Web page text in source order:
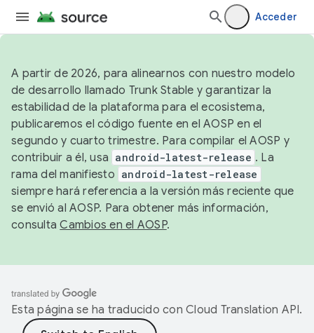
Acceder
A partir de 2026, para alinearnos con nuestro modelo
de desarrollo llamado Trunk Stable y garantizar la
estabilidad de la plataforma para el ecosistema,
publicaremos el código fuente en el AOSP en el
segundo y cuarto trimestre. Para compilar el AOSP y
contribuir a él, usa android-latest-release . La
rama del manifiesto android-latest-release
siempre hará referencia a la versión más reciente que
se envió al AOSP. Para obtener más información,
consultaCambios en el AOSP.
Esta página se ha traducido con Cloud Translation API.